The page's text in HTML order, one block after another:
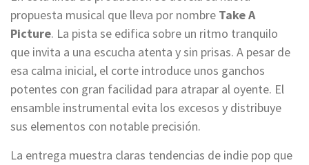
propuesta musical que lleva por nombre Take A
Picture. La pista se edifica sobre un ritmo tranquilo
que invita a una escucha atenta y sin prisas. A pesar de
esa calma inicial, el corte introduce unos ganchos
potentes con gran facilidad para atrapar al oyente. El
ensamble instrumental evita los excesos y distribuye
sus elementos con notable precisión.
La entrega muestra claras tendencias de indie pop que